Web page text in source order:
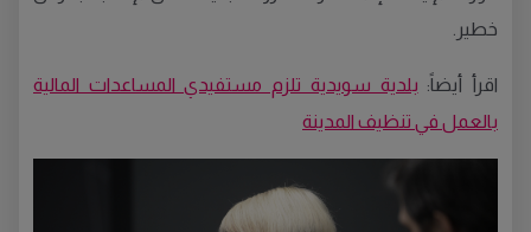
خطير.
اقرأ أيضاً: بلدية سويدية تلزم مستفيدي المساعدات المالية
بالعمل في تنظيف المدينة